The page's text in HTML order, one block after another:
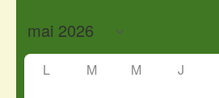
L M M J